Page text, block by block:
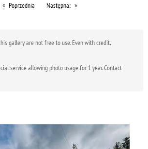
Poprzednia Następna;
gallery are not free to use. Even with credit,
service allowing photo usage for 1 year. Contact